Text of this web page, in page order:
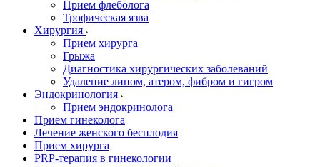
Прием флеболога
Трофическая язва
Хирургия
Прием хирурга
Грыжа
Диагностика хирургических заболеваний
Удаление липом, атером, фибром и гигром
Эндокринология
Прием эндокринолога
Прием гинеколога
Лечение женского бесплодия
Прием хирурга
PRP-терапия в гинекологии